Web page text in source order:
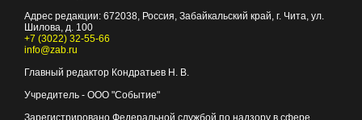
Адрес редакции: 672038, Россия, Забайкальский край, г. Чита, ул.
Шилова, д. 100
+7 (3022) 32-55-66
info@zab.ru
Главный редактор Кондратьев Н. В.
Учредитель - ООО "Событие"
Зарегистрировано Федеральной службой по надзору в сфере